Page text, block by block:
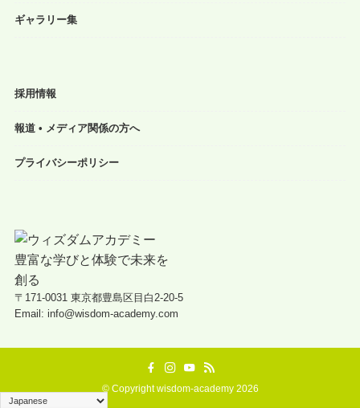
ギャラリー集
採用情報
報道 • メディア関係の方へ
プライバシーポリシー
〒171-0031 東京都豊島区目白2-20-5
Email: info@wisdom-academy.com
©Copyright wisdom-academy 2026